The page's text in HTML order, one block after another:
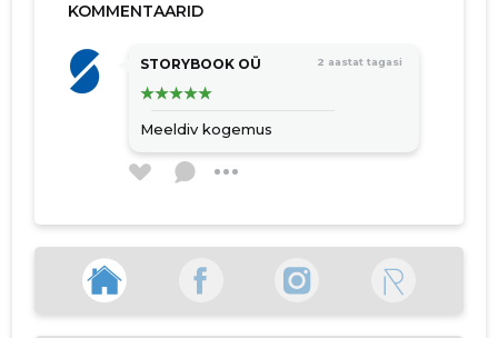
KOMMENTAARID
STORYBOOK OÜ 2 aastat tagasi
Meeldiv kogemus